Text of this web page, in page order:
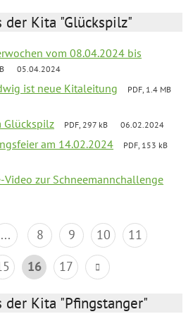
Kita "Glückspilz"
vom 08.04.2024 bis
05.04.2024
ist neue Kitaleitung
PDF, 1.4 MB
Glückspilz PDF, 297 kB 06.02.2024
am 14.02.2024
PDF, 153 kB
zur Schneemannchallenge
... 8 9 10
11
16 17
Kita "Pfingstanger"